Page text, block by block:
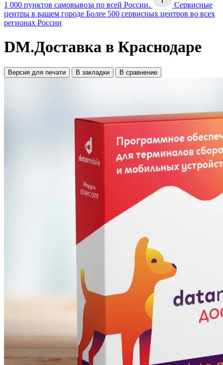
1 000 пунктов самовывоза по всей России.
Сервисные
центры в вашем городе Более 500 сервисных центров во всех
регионах России
DM.Доставка в Краснодаре
Версия для печати В закладки В сравнение